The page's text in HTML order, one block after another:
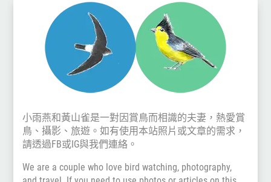
小雨燕和黃山雀是一對因賞鳥而相識的夫妻，熱愛賞
鳥、攝影、旅遊。如有使用本站照片或文章的需求，
請透過FB或 IG與我們連絡。
We are a couple who love bird watching, photography,